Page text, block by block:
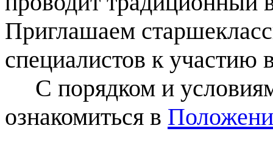
Приглашаем
специалистов к участию
С порядком и
ознакомиться в